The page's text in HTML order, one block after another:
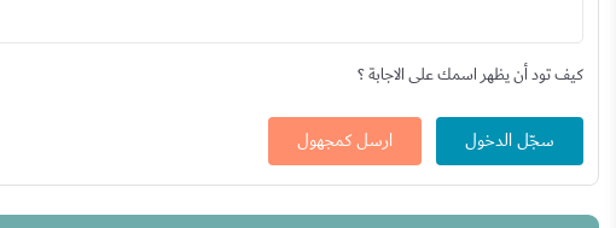
كيف تود أن يظهر اسمك على الاجابة ؟
سجّل الدخول ارسل كمجهول